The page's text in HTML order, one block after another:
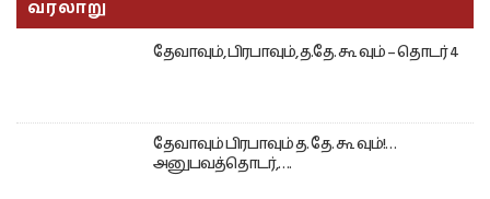
வரலாறு
தேவாவும், பிரபாவும், த.தே. கூ வும் – தொடர் 4
தேவாவும் பிரபாவும் த. தே. கூ வும்!…
அனுபவத்தொடர்,….